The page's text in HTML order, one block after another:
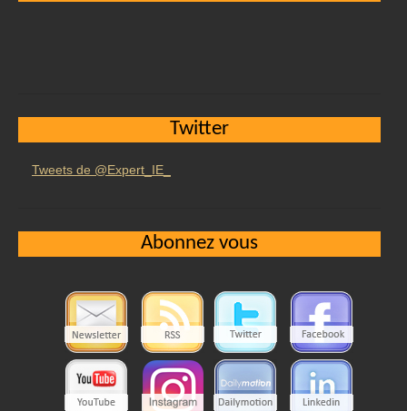
Twitter
Tweets de @Expert_IE_
Abonnez vous